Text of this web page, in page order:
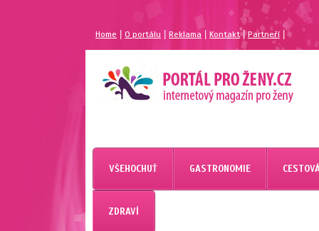
Home |O portálu Reklama Kontakt| Partneří
VŠEHOCHUŤ GASTRONOMIE
ZDRAVÍ